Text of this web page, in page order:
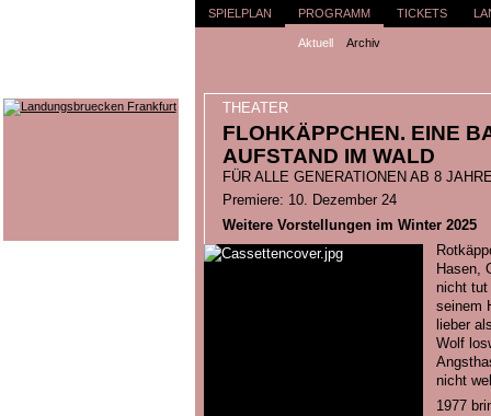
SPIELPLAN PROGRAMM
Aktuell Archiv
TICKETS
THEATER
FLOHKÄPPCHEN. EINE
AUFSTAND IM WALD
FÜR ALLE GENERATIONEN AB 8
Premiere: 10. Dezember 24
Weitere Vorstellungen im Winter 2025
Hasen,
nicht tut
seinem
lieber
Wolf
nicht
1977